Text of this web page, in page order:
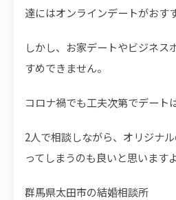
達にはオンラインデートがおす
しかし、お家デートやビジネス
すめできません。
コロナ禍でも工夫次第でデート
2人で相談しながら、オリジナ
ってしまうのも良いと思います
群馬県太田市の結婚相談所